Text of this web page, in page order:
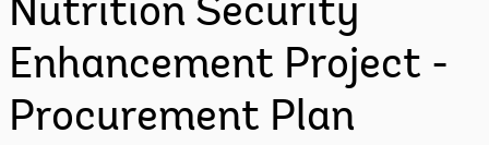
Nutrition Security
Enhancement Project -
Procurement Plan